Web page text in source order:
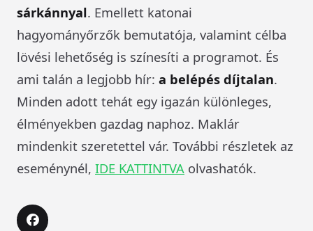
sárkánnyal. Emellett katonai
hagyományőrzők bemutatója, valamint célba
lövési lehetőség is színesíti a programot. És
ami talán a legjobb hír: a belépés díjtalan.
Minden adott tehát egy igazán különleges,
élményekben gazdag naphoz. Maklár
mindenkit szeretettel vár. További részletek az
eseménynél, IDE KATTINTVA olvashatók.